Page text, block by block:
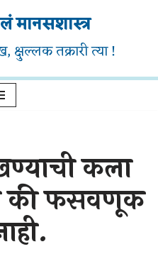
तक्रारी त्या !
कला
की फसवणूक